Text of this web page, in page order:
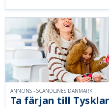
Ta färjan till
ANNONS - SCANDLINES DANMARK